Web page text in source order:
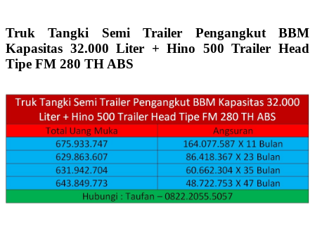
Truk Tangki Semi Trailer Pengangkut BBM
Kapasitas 32.000 Liter + Hino 500 Trailer Head
Tipe FM 280 TH ABS